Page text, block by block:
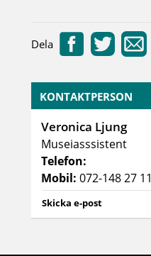
Dela
KONTAKTPERSON
Veronica Ljung
Museiasssistent
Telefon:
Mobil: 072-148 27 11
Skicka e-post